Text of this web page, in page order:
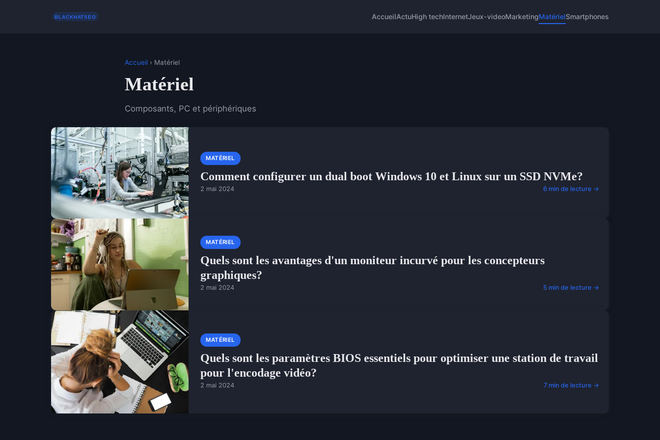
AccueilActuHigh techInternetJeux-videoMarketingMatérielSmartphones
Accueil › Matériel
Matériel
Composants, PC et périphériques
MATÉRIEL
Comment configurer un dual boot Windows 10 et Linux sur un SSD NVMe?
2 mai 2024 6 min de lecture →
MATÉRIEL
Quels sont les avantages d'un moniteur incurvé pour les concepteurs
graphiques?
2 mai 2024 5 min de lecture →
MATÉRIEL
Quels sont les paramètres BIOS essentiels pour optimiser une station de travail
pour l'encodage vidéo?
2 mai 2024 7 min de lecture →